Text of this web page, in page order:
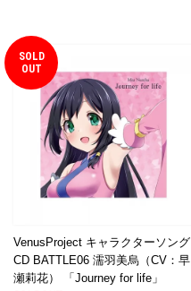
SOLD
OUT
VenusProject キャラクターソング
CD BATTLE06 濡羽美烏（CV：早
瀬莉花） 「Journey for life」